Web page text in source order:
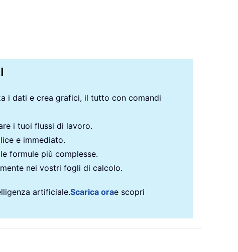
i dati e crea grafici, il tutto con comandi
i tuoi flussi di lavoro.
e immediato.
formule più complesse.
nei vostri fogli di calcolo.
artificiale.Scarica orae scopri